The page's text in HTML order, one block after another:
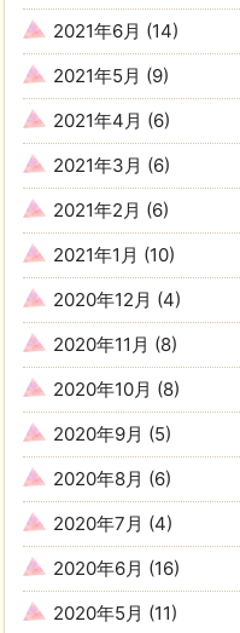
2021年6月 (14)
2021年5月 (9)
2021年4月 (6)
2021年3月 (6)
2021年2月 (6)
2021年1月 (10)
2020年12月 (4)
2020年11月 (8)
2020年10月 (8)
2020年9月 (5)
2020年8月 (6)
2020年7月 (4)
2020年6月 (16)
2020年5月 (11)